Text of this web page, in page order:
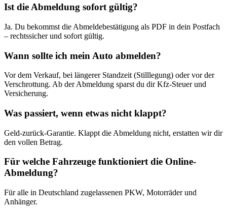
Ist die Abmeldung sofort gültig?
Ja. Du bekommst die Abmeldebestätigung als PDF in dein Postfach
– rechtssicher und sofort gültig.
Wann sollte ich mein Auto abmelden?
Vor dem Verkauf, bei längerer Standzeit (Stilllegung) oder vor der
Verschrottung. Ab der Abmeldung sparst du dir Kfz-Steuer und
Versicherung.
Was passiert, wenn etwas nicht klappt?
Geld-zurück-Garantie. Klappt die Abmeldung nicht, erstatten wir dir
den vollen Betrag.
Für welche Fahrzeuge funktioniert die Online-
Abmeldung?
Für alle in Deutschland zugelassenen PKW, Motorräder und
Anhänger.